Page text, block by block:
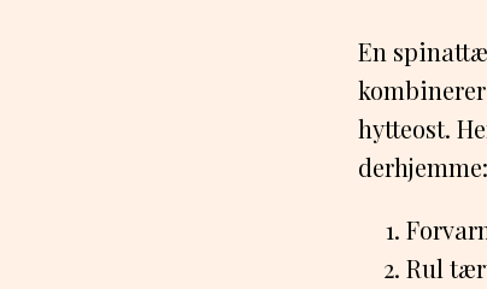
En
hytteost.
derhjemme:
Rul